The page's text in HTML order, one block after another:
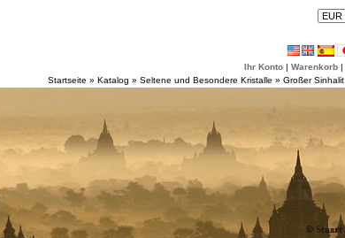
Ihr Konto | Warenkorb |
Startseite » Katalog » Seltene und Besondere Kristalle » Großer